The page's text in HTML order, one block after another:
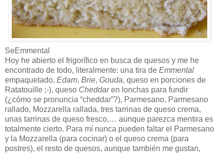
SeEmmental
Hoy he abierto el frigorífico en busca de quesos y me he
encontrado de todo, literalmente: una tira de Emmental
empaquetado, Edam, Brie, Gouda, queso en porciones de
Ratatouille ;-), queso Cheddaren lonchas para fundir
(¿cómo se pronuncia “cheddar”?), Parmesano, Parmesano
rallado, Mozzarella rallada, tres tarrinas de queso crema,
unas tarrinas de queso fresco,… aunque parezca mentira es
totalmente cierto. Para mí nunca pueden faltar el Parmesano
y la Mozzarella (para cocinar) o el queso crema (para
postres), el resto de quesos, aunque también me gustan,